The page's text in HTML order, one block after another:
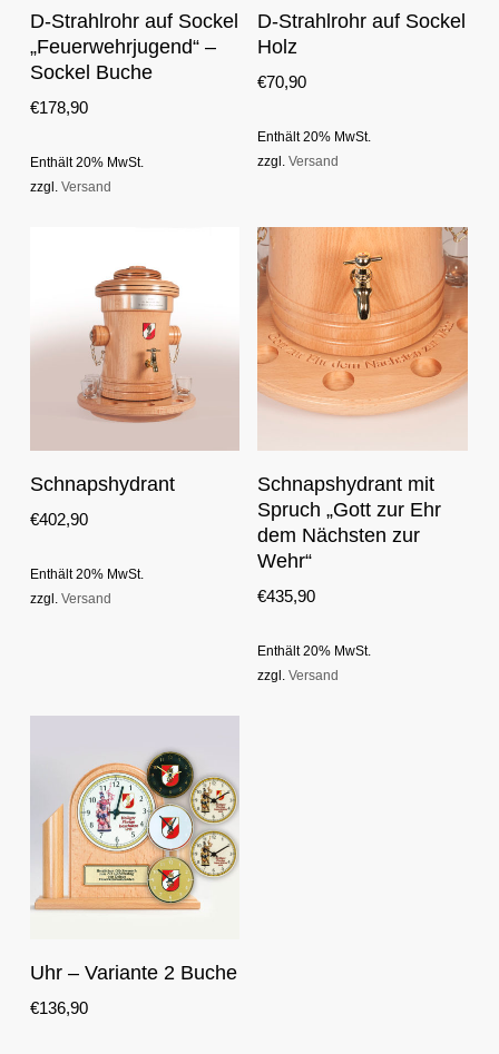
In Den Warenkorb
D-Strahlrohr auf Sockel
„Feuerwehrjugend“ –
Sockel Buche
€178,90
Enthält 20% MwSt.
zzgl. Versand
Optionen Auswählen
product
has
multiple
variants.
options
may
on
the
product
page
D-Strahlrohr auf Sockel
Holz
€70,90
Enthält 20% MwSt.
zzgl.Versand
In Den Warenkorb
Schnapshydrant
€402,90
Enthält 20% MwSt.
zzgl. Versand
In Den Warenkorb
Schnapshydrant mit
Spruch „Gott zur Ehr
dem Nächsten zur
Wehr“
€435,90
Enthält 20% MwSt.
zzgl.Versand
Optionen Auswählen
product
has
Uhr – Variante 2 Buche
€136,90